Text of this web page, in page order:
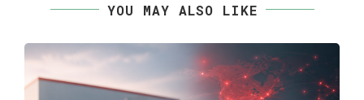
YOU MAY ALSO LIKE